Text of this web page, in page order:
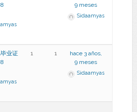
9 meses
Sidaamyas
业证
1 1
hace 3 años,
9 meses
Sidaamyas